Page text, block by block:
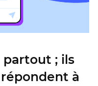
partout ; ils
à